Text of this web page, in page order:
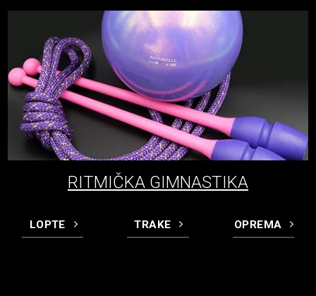
RITMIČKA GIMNASTIKA
LOPTE TRAKE OPREMA